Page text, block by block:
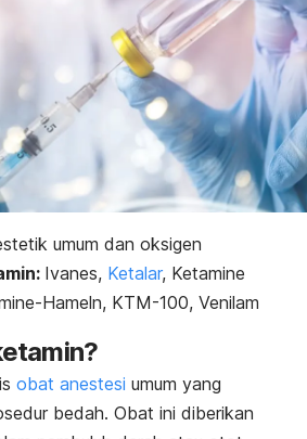
umum dan oksigen
Ivanes, Ketalar, Ketamine
Hameln, KTM-100, Venilam
obat anestesi umum yang
bedah. Obat ini diberikan